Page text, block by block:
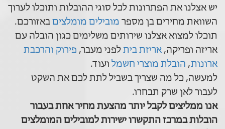
יש אצלנו את הפתרונות לכל סוגי ההובלות ותוכלו לערוך
השוואת מחירים בן מספר מובילים מומלצים באזורכם.
תוכלו למצוא אצלנו שירותים משלימים כגון הובלה עם
אריזה ופריקה, אריזת בית לפני מעבר, פירוק והרכבת
ארונות, הובלת מוצרי חשמל ועוד.
למעשה, כל מה שצריך בשביל לתת לכם את השקט
לעבור לאן שרק תבחרו.
אנו ממליצים לקבל יותר מהצעת מחיר אחת בעבור
הובלות במרכז התקשרו ישירות למובילים המומלצים